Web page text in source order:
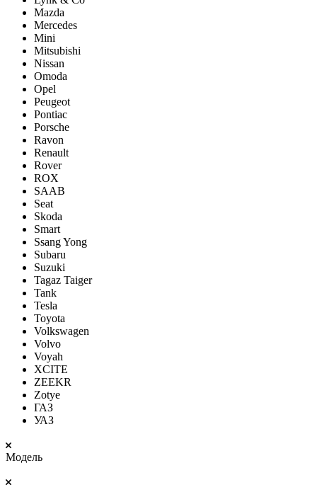
Mazda
Mercedes
Mini
Mitsubishi
Nissan
Omoda
Opel
Peugeot
Pontiac
Porsсhe
Ravon
Renault
Rover
ROX
SAAB
Seat
Skoda
Smart
Ssang Yong
Subaru
Suzuki
Tagaz Taiger
Tank
Tesla
Toyota
Volkswagen
Volvo
Voyah
XCITE
ZEEKR
Zotye
ГАЗ
УАЗ
Модель